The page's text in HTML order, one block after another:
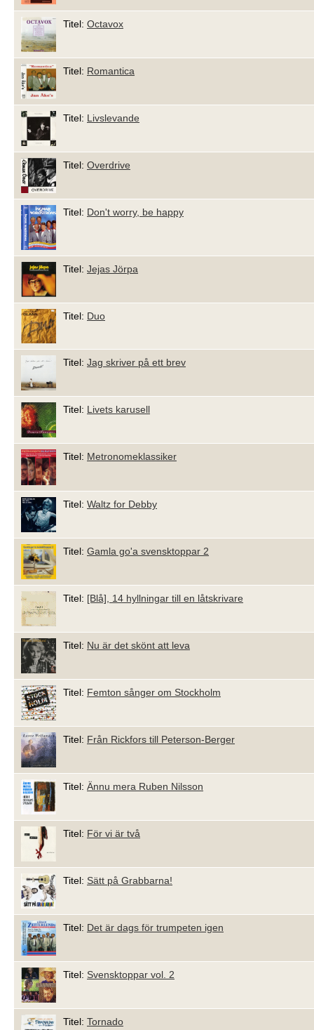
Titel: Octavox
Titel: Romantica
Titel: Livslevande
Titel: Overdrive
Titel: Don't worry, be happy
Titel: Jejas Jörpa
Titel: Duo
Titel: Jag skriver på ett brev
Titel: Livets karusell
Titel: Metronomeklassiker
Titel: Waltz for Debby
Titel: Gamla go'a svensktoppar 2
Titel: [Blå], 14 hyllningar till en låtskrivare
Titel: Nu är det skönt att leva
Titel: Femton sånger om Stockholm
Titel: Från Rickfors till Peterson-Berger
Titel: Ännu mera Ruben Nilsson
Titel: För vi är två
Titel: Sätt på Grabbarna!
Titel: Det är dags för trumpeten igen
Titel: Svensktoppar vol. 2
Titel: Tornado